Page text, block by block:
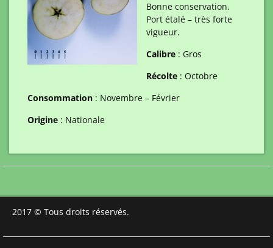
Bonne conservation.
Port étalé – très forte
vigueur.
Calibre : Gros
Récolte : Octobre
Consommation : Novembre – Février
Origine : Nationale
2017 © Tous droits réservés.